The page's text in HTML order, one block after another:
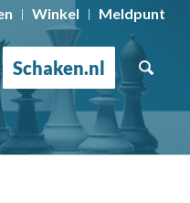
Winkel Meldpunt
Schaken.nl